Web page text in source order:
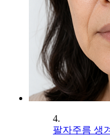
4.
팔자주름 생